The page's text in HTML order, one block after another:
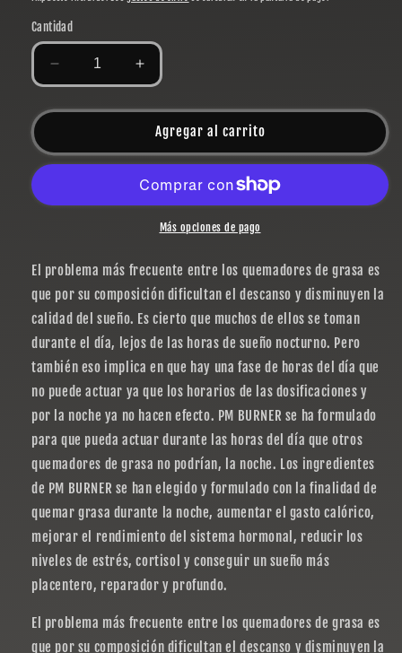
Cantidad
Reducir
cantidad
para
Aumentar
cantidad
para
PMAgregar al carrito
Más opciones de pago
El problema más frecuente entre los quemadores de grasa es
que por su composición dificultan el descanso y disminuyen la
calidad del sueño. Es cierto que muchos de ellos se toman
durante el día, lejos de las horas de sueño nocturno. Pero
también eso implica en que hay una fase de horas del día que
no puede actuar ya que los horarios de las dosificaciones y
por la noche ya no hacen efecto. PM BURNER se ha formulado
para que pueda actuar durante las horas del día que otros
quemadores de grasa no podrían, la noche. Los ingredientes
de PM BURNER se han elegido y formulado con la finalidad de
quemar grasa durante la noche, aumentar el gasto calórico,
mejorar el rendimiento del sistema hormonal, reducir los
niveles de estrés, cortisol y conseguir un sueño más
placentero, reparador y profundo.
El problema más frecuente entre los quemadores de grasa es
que por su composición dificultan el descanso y disminuyen la